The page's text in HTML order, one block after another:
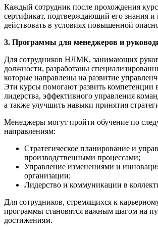
Каждый сотрудник после прохождения
сертификат, подтверждающий его знания и
действовать в условиях повышенной
3. Программы для менеджеров и
Для сотрудников НЛМК, занимающих
должности, разработаны
которые направлены на развитие
Эти курсы помогают развить компетенции
лидерства, эффективного управления
а также улучшить навыки принятия
Менеджеры могут пройти обучение по
направлениям:
Стратегическое планирование и
производственными процессами;
Управление изменениями и
организации;
Лидерство и коммуникации в
Для сотрудников, стремящихся к
программы становятся важным шагом на
достижениям.